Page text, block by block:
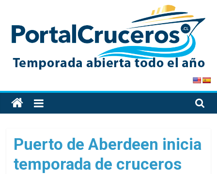
content
PortalCruceros
Toda
la
de
cruceros
en
Puerto de Aberdeen inicia
temporada de cruceros